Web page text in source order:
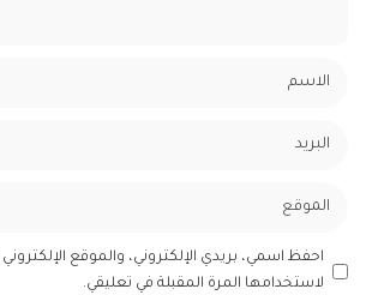
احفظ اسمي، بريدي الإلكتروني، والموقع
لاستخدامها المرة المقبلة في تعليقي.